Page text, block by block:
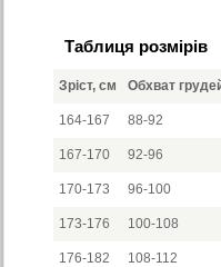
Таблиця розмірів
Зріст, см Обхват
164-167 88-92
167-170 92-96
170-173 96-100
173-176 100-108
176-182 108-112